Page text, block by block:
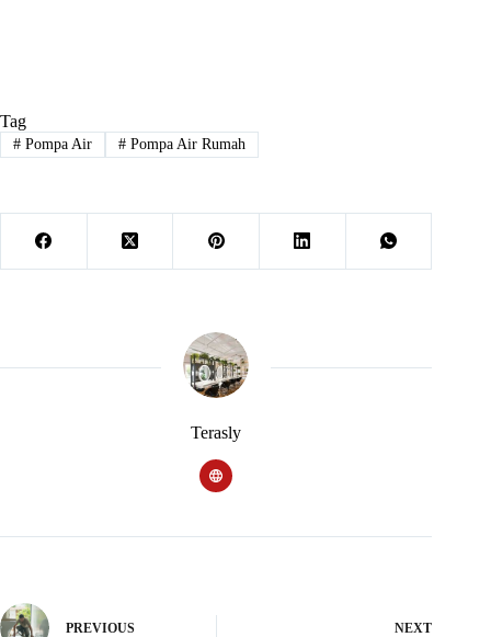
Tag
#Pompa Air #Pompa Air Rumah
Terasly
PREVIOUS NEXT